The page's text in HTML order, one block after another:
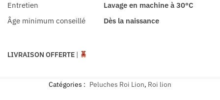
Entretien
Lavage en machine à 30°C
Âge minimum conseillé
Dès la naissance
LIVRAISON OFFERTE |
Catégories : Peluches Roi Lion, Roi lion